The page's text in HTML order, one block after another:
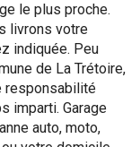
le plus proche.
livrons votre
indiquée. Peu
de La Trétoire,
responsabilité
imparti. Garage
auto, moto,